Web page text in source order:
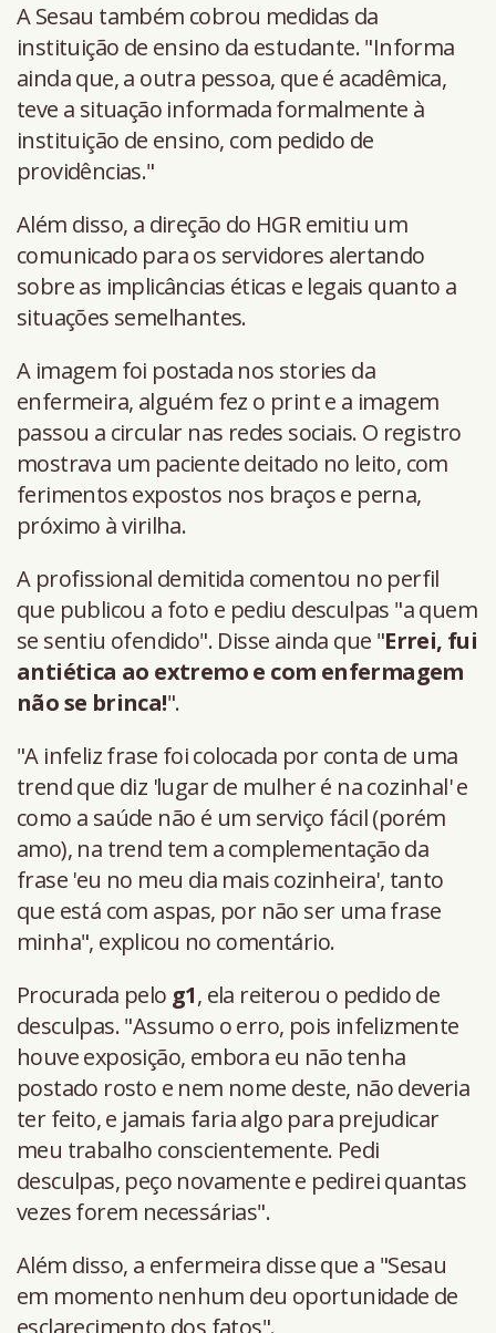
A Sesau também cobrou medidas da
instituição de ensino da estudante. "Informa
ainda que, a outra pessoa, que é acadêmica,
teve a situação informada formalmente à
instituição de ensino, com pedido de
providências."
Além disso, a direção do HGR emitiu um
comunicado para os servidores alertando
sobre as implicâncias éticas e legais quanto a
situações semelhantes.
A imagem foi postada nos stories da
enfermeira, alguém fez o print e a imagem
passou a circular nas redes sociais. O registro
mostrava um paciente deitado no leito, com
ferimentos expostos nos braços e perna,
próximo à virilha.
A profissional demitida comentou no perfil
que publicou a foto e pediu desculpas "a quem
se sentiu ofendido". Disse ainda que "Errei, fui
antiética ao extremo e com enfermagem
não se brinca!".
"A infeliz frase foi colocada por conta de uma
trend que diz 'lugar de mulher é na cozinhal' e
como a saúde não é um serviço fácil (porém
amo), na trend tem a complementação da
frase 'eu no meu dia mais cozinheira', tanto
que está com aspas, por não ser uma frase
minha", explicou no comentário.
Procurada pelo g1, ela reiterou o pedido de
desculpas. "Assumo o erro, pois infelizmente
houve exposição, embora eu não tenha
postado rosto e nem nome deste, não deveria
ter feito, e jamais faria algo para prejudicar
meu trabalho conscientemente. Pedi
desculpas, peço novamente e pedirei quantas
vezes forem necessárias".
Além disso, a enfermeira disse que a "Sesau
em momento nenhum deu oportunidade de